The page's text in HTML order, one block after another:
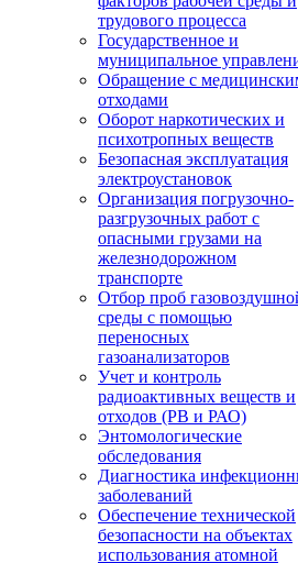
трудового процесса
Государственное и
муниципальное
Обращение с
отходами
Оборот наркотических и
психотропных веществ
Безопасная эксплуатация
электроустановок
Организация погрузочно-
разгрузочных работ с
опасными грузами на
железнодорожном
транспорте
Отбор проб
среды с помощью
переносных
газоанализаторов
Учет и контроль
радиоактивных веществ и
отходов (РВ и РАО)
Энтомологические
обследования
Диагностика
заболеваний
Обеспечение технической
безопасности на объектах
использования атомной